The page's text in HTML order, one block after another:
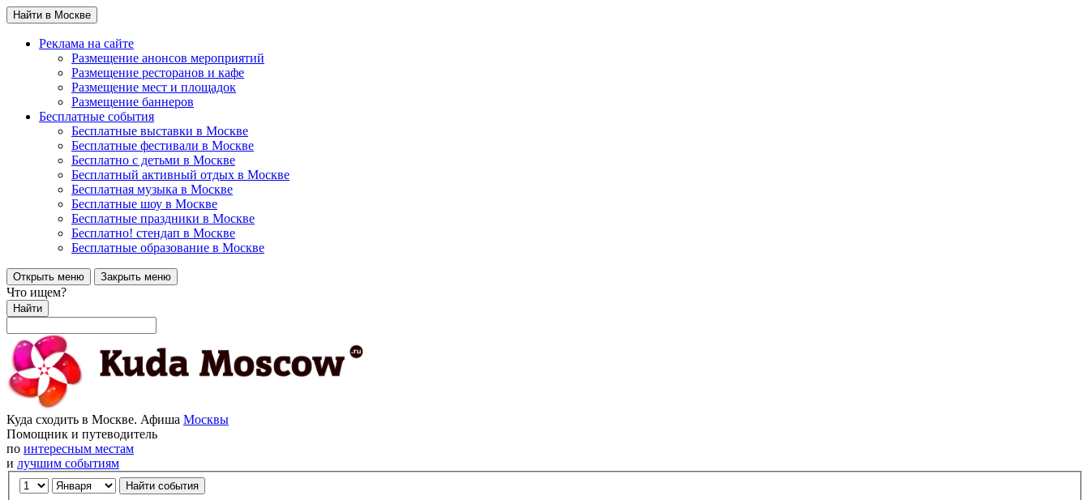
Найти в Москве
Реклама на сайте
Размещение анонсов мероприятий
Размещение ресторанов и кафе
Размещение мест и площадок
Размещение баннеров
Бесплатные события
Бесплатные выставки в Москве
Бесплатные фестивали в Москве
Бесплатно с детьми в Москве
Бесплатный активный отдых в Москве
Бесплатная музыка в Москве
Бесплатные шоу в Москве
Бесплатные праздники в Москве
Бесплатно! стендап в Москве
Бесплатные образование в Москве
Открыть меню Закрыть меню
Что ищем?
Найти
Куда сходить в Москве. Афиша Москвы
Помощник и путеводитель
по интересным местам
и лучшим событиям